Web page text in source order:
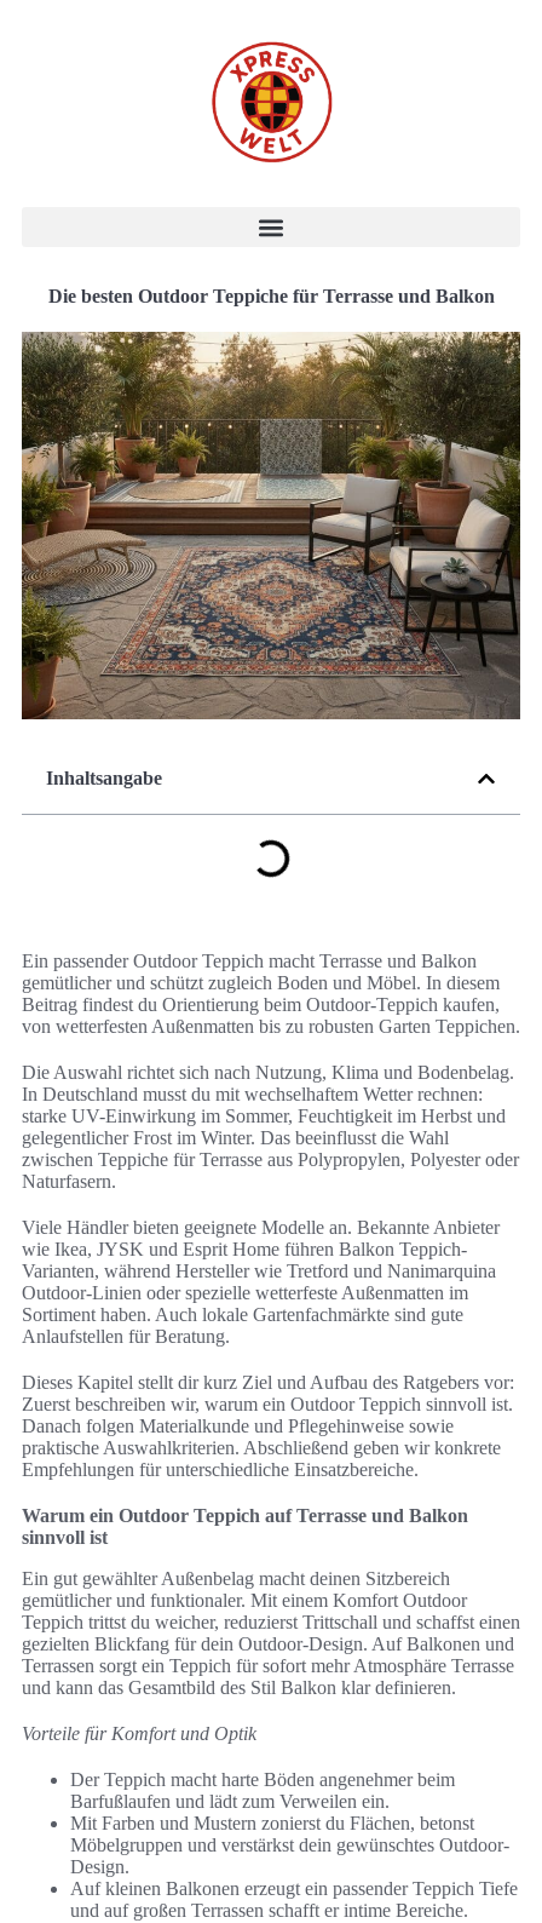
Die besten Outdoor Teppiche für Terrasse und Balkon
Inhaltsangabe
Ein passender Outdoor Teppich macht Terrasse und Balkon
gemütlicher und schützt zugleich Boden und Möbel. In diesem
Beitrag findest du Orientierung beim Outdoor-Teppich kaufen,
von wetterfesten Außenmatten bis zu robusten Garten Teppichen.
Die Auswahl richtet sich nach Nutzung, Klima und Bodenbelag.
In Deutschland musst du mit wechselhaftem Wetter rechnen:
starke UV-Einwirkung im Sommer, Feuchtigkeit im Herbst und
gelegentlicher Frost im Winter. Das beeinflusst die Wahl
zwischen Teppiche für Terrasse aus Polypropylen, Polyester oder
Naturfasern.
Viele Händler bieten geeignete Modelle an. Bekannte Anbieter
wie Ikea, JYSK und Esprit Home führen Balkon Teppich-
Varianten, während Hersteller wie Tretford und Nanimarquina
Outdoor-Linien oder spezielle wetterfeste Außenmatten im
Sortiment haben. Auch lokale Gartenfachmärkte sind gute
Anlaufstellen für Beratung.
Dieses Kapitel stellt dir kurz Ziel und Aufbau des Ratgebers vor:
Zuerst beschreiben wir, warum ein Outdoor Teppich sinnvoll ist.
Danach folgen Materialkunde und Pflegehinweise sowie
praktische Auswahlkriterien. Abschließend geben wir konkrete
Empfehlungen für unterschiedliche Einsatzbereiche.
Warum ein Outdoor Teppich auf Terrasse und Balkon
sinnvoll ist
Ein gut gewählter Außenbelag macht deinen Sitzbereich
gemütlicher und funktionaler. Mit einem Komfort Outdoor
Teppich trittst du weicher, reduzierst Trittschall und schaffst einen
gezielten Blickfang für dein Outdoor-Design. Auf Balkonen und
Terrassen sorgt ein Teppich für sofort mehr Atmosphäre Terrasse
und kann das Gesamtbild des Stil Balkon klar definieren.
Vorteile für Komfort und Optik
Der Teppich macht harte Böden angenehmer beim
Barfußlaufen und lädt zum Verweilen ein.
Mit Farben und Mustern zonierst du Flächen, betonst
Möbelgruppen und verstärkst dein gewünschtes Outdoor-
Design.
Auf kleinen Balkonen erzeugt ein passender Teppich Tiefe
und auf großen Terrassen schafft er intime Bereiche.